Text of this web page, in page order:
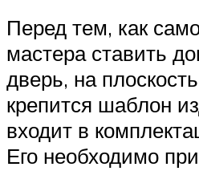
Перед тем, как
мастера ставить
дверь, на
крепится шаблон
входит в
Его необходимо